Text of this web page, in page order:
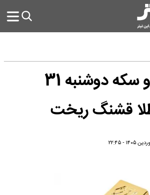
قیمت طلا و سکه دوشنبه 31
قشنگ ریخت